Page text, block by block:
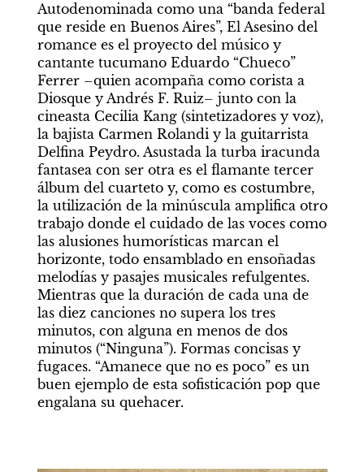
Autodenominada como una “banda federal
que reside en Buenos Aires”, El Asesino del
romance es el proyecto del músico y
cantante tucumano Eduardo “Chueco”
Ferrer –quien acompaña como corista a
Diosque y Andrés F. Ruiz– junto con la
cineasta Cecilia Kang (sintetizadores y voz),
la bajista Carmen Rolandi y la guitarrista
Delfina Peydro. Asustada la turba iracunda
fantasea con ser otra es el flamante tercer
álbum del cuarteto y, como es costumbre,
la utilización de la minúscula amplifica otro
trabajo donde el cuidado de las voces como
las alusiones humorísticas marcan el
horizonte, todo ensamblado en ensoñadas
melodías y pasajes musicales refulgentes.
Mientras que la duración de cada una de
las diez canciones no supera los tres
minutos, con alguna en menos de dos
minutos (“Ninguna”). Formas concisas y
fugaces. “Amanece que no es poco” es un
buen ejemplo de esta sofisticación pop que
engalana su quehacer.